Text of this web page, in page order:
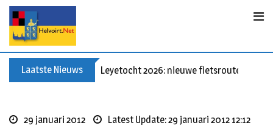
p
Laatste Nieuws Leyetocht 2026: nieuwe fietsroutes
29 januari 2012 Latest Update: 29 januari 2012 12:12